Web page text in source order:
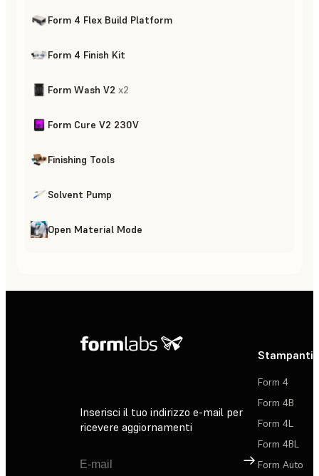
Form 4 Flex Build Platform
Form 4 Finish Kit
Form Wash V2 x2
Form Cure V2 230V
Finishing Tools
Solvent Pump
Open Material Mode
Inserisci il tuo indirizzo e-mail per
ricevere aggiornamenti
Registrati
Stampanti
Form 4
Form 4B
Form 4L
Form 4BL
Form Auto